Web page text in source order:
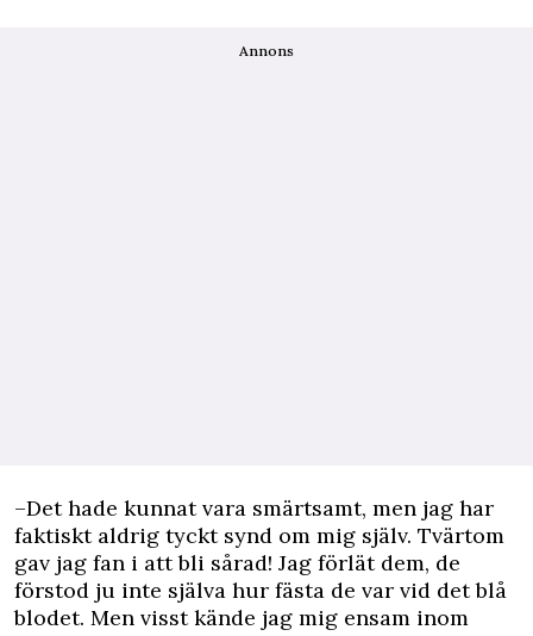
Annons
–Det hade kunnat vara smärtsamt, men jag har
faktiskt aldrig tyckt synd om mig själv. Tvärtom
gav jag fan i att bli sårad! Jag förlät dem, de
förstod ju inte själva hur fästa de var vid det blå
blodet. Men visst kände jag mig ensam inom